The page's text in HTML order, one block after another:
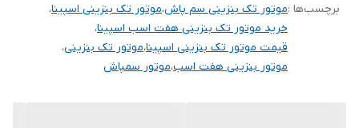
برچسب‌ها :موتور تک بنزینی سم پاش،موتور تک بنزینی اسپینا،
خرید موتور تک بنزینی هفت اسب اسپینا،
قیمت موتور تک بنزینی اسپینا،موتور تک بنزینی،
موتور بنزینی هفت اسب،موتور سمپاش